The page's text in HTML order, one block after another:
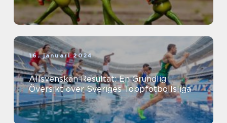
16. januari 2024
Allsvenskan Resultat: En Grundlig
Översikt över Sveriges Toppfotbollsliga